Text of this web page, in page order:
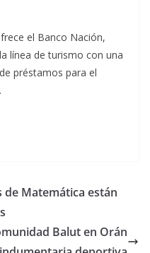
el Banco Nación,
línea de turismo con una
préstamos para el
de Matemática están
Balut en Orán